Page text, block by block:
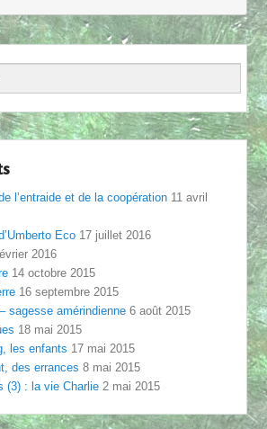
l’entraide et de la coopération 11 avril
Eco 17 juillet 2016
2016
14 octobre 2015
16 septembre 2015
sagesse amérindienne 6 août 2015
18 mai 2015
les enfants 17 mai 2015
des errances 8 mai 2015
(3) : la vie Charlie 2 mai 2015